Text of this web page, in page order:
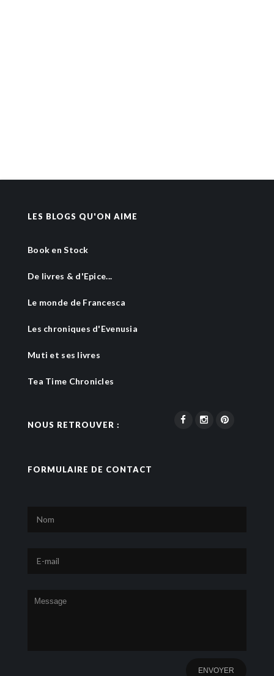
LES BLOGS QU'ON AIME
Book en Stock
De livres & d'Epice...
Le monde de Francesca
Les chroniques d'Evenusia
Muti et ses livres
Tea Time Chronicles
NOUS RETROUVER :
FORMULAIRE DE CONTACT